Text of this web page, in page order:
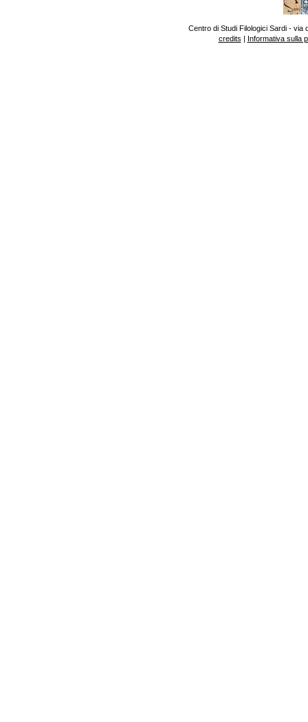
Centro di Studi Filologici Sardi - via
credits | Informativa sulla